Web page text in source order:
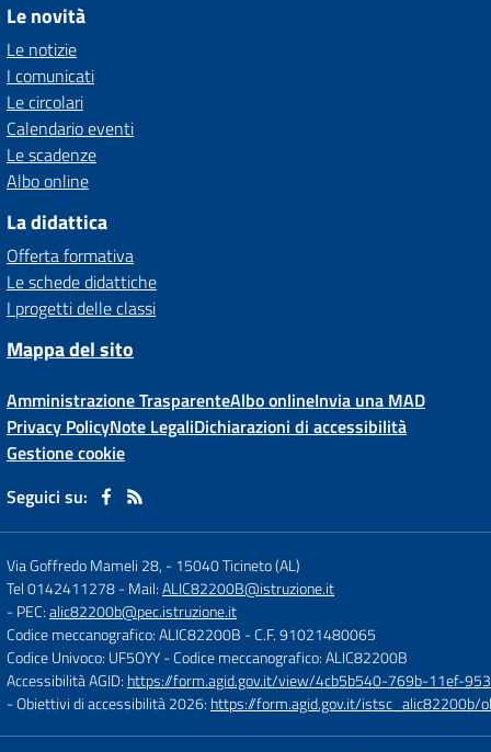
Le novità
Le notizie
I comunicati
Le circolari
Calendario eventi
Le scadenze
Albo online
La didattica
Offerta formativa
Le schede didattiche
I progetti delle classi
Mappa del sito
Amministrazione TrasparenteAlbo onlineInvia una MAD
Privacy PolicyNote LegaliDichiarazioni di accessibilità
Gestione cookie
Seguici su:
Via Goffredo Mameli 28, -15040 Ticineto (AL)
Tel 0142411278- Mail:ALIC82200B@istruzione.it
- PEC:alic82200b@pec.istruzione.it
Codice meccanografico: ALIC82200B - C.F. 91021480065
Codice Univoco: UF5OYY- Codice meccanografico: ALIC82200B
Accessibilità AGID: https://form.agid.gov.it/view/4cb5b540-769b-11ef-
- Obiettivi di accessibilità 2026: https://form.agid.gov.it/